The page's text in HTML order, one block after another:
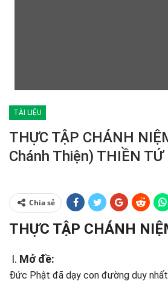
TÀI LIỆU
THỰC TẬP CHÁNH
Chánh Thiện) THIỀN TỨ
Chia sẻ
THỰC TẬP CHÁNH
I. Mở đề:
Đức Phật đã dạy con đường duy